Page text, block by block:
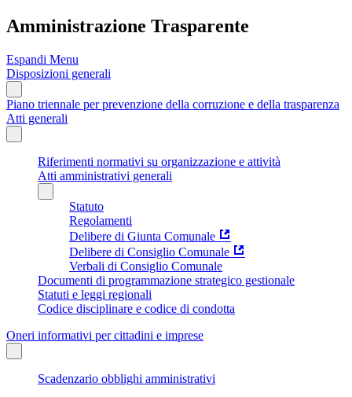
Amministrazione Trasparente
Espandi Menu
Disposizioni generali
Piano triennale per prevenzione della corruzione e della trasparenza
Atti generali
Riferimenti normativi su organizzazione e attività
Atti amministrativi generali
Statuto
Regolamenti
Delibere di Giunta Comunale
Delibere di Consiglio Comunale
Verbali di Consiglio Comunale
Documenti di programmazione strategico gestionale
Statuti e leggi regionali
Codice disciplinare e codice di condotta
Oneri informativi per cittadini e imprese
Scadenzario obblighi amministrativi